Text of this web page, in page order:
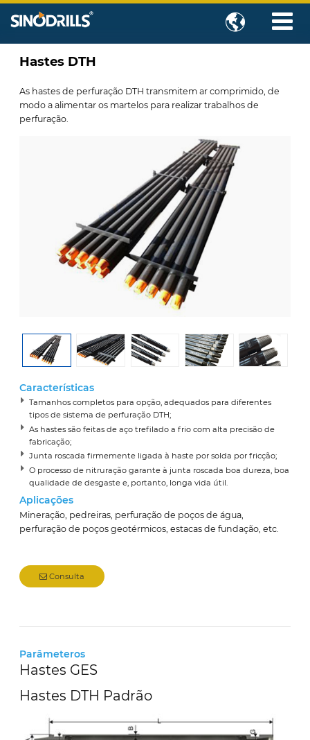

Hastes DTH
As hastes de perfuração DTH transmitem ar comprimido, de
modo a alimentar os martelos para realizar trabalhos de
perfuração.
Características
Tamanhos completos para opção, adequados para diferentes
tipos de sistema de perfuração DTH;
As hastes são feitas de aço trefilado a frio com alta precisão de
fabricação;
Junta roscada firmemente ligada à haste por solda por fricção;
O processo de nitruração garante à junta roscada boa dureza, boa
qualidade de desgaste e, portanto, longa vida útil.
Aplicações
Mineração, pedreiras, perfuração de poços de água,
perfuração de poços geotérmicos, estacas de fundação, etc.
Consulta
Parâmeteros
Hastes GES
Hastes DTH Padrão